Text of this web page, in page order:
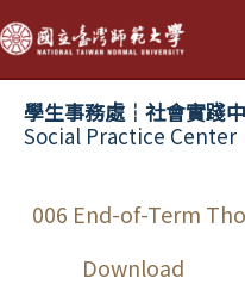
跳
至
主
學生事務處┆社會實踐
Social Practice Center
006 End-of-Term
Download